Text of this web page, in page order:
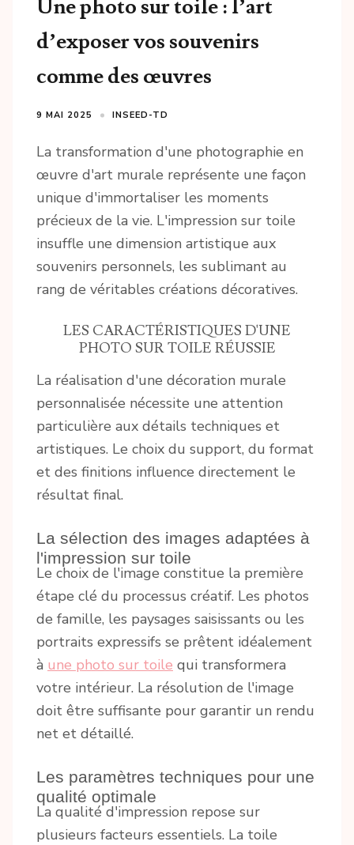
Une photo sur toile : l’art
d’exposer vos souvenirs
comme des œuvres
9 MAI 2025 INSEED-TD
La transformation d'une photographie en
œuvre d'art murale représente une façon
unique d'immortaliser les moments
précieux de la vie. L'impression sur toile
insuffle une dimension artistique aux
souvenirs personnels, les sublimant au
rang de véritables créations décoratives.
LES CARACTÉRISTIQUES D'UNE
PHOTO SUR TOILE RÉUSSIE
La réalisation d'une décoration murale
personnalisée nécessite une attention
particulière aux détails techniques et
artistiques. Le choix du support, du format
et des finitions influence directement le
résultat final.
La sélection des images adaptées à
l'impression sur toile
Le choix de l'image constitue la première
étape clé du processus créatif. Les photos
de famille, les paysages saisissants ou les
portraits expressifs se prêtent idéalement
à une photo sur toile qui transformera
votre intérieur. La résolution de l'image
doit être suffisante pour garantir un rendu
net et détaillé.
Les paramètres techniques pour une
qualité optimale
La qualité d'impression repose sur
plusieurs facteurs essentiels. La toile